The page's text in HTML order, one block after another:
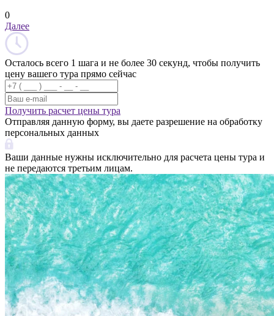
0
Далее
Осталось всего 1 шага и не более 30 секунд, чтобы получить
цену вашего тура прямо сейчас
Получить расчет цены тура
Отправляя данную форму, вы даете разрешение на обработку
персональных данных
Ваши данные нужны исключительно для расчета цены тура и
не передаются третьим лицам.